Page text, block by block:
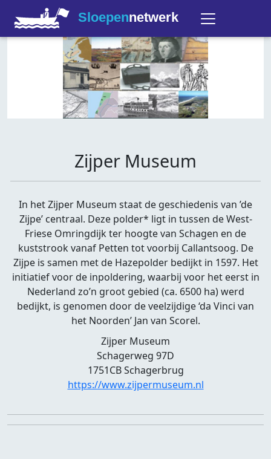
Sloepennetwerk
Zijper Museum
In het Zijper Museum staat de geschiedenis van ’de
Zijpe’ centraal. Deze polder* ligt in tussen de West-
Friese Omringdijk ter hoogte van Schagen en de
kuststrook vanaf Petten tot voorbij Callantsoog. De
Zijpe is samen met de Hazepolder bedijkt in 1597. Het
initiatief voor de inpoldering, waarbij voor het eerst in
Nederland zo’n groot gebied (ca. 6500 ha) werd
bedijkt, is genomen door de veelzijdige ‘da Vinci van
het Noorden’ Jan van Scorel.
Zijper Museum
Schagerweg 97D
1751CB Schagerbrug
https://www.zijpermuseum.nl